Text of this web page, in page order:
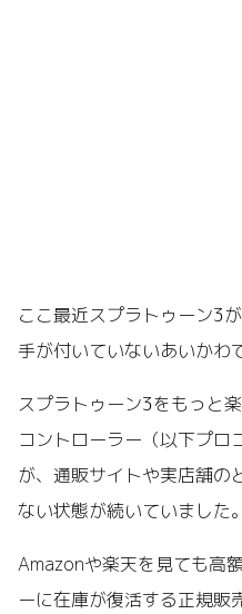
ここ最近スプラトゥーン3
手が付いていないあいかわ
スプラトゥーン3をもっと
コントローラー（以下プロ
が、通販サイトや実店舗の
ない状態が続いていました。
Amazonや楽天を見ても高
ーに在庫が復活する正規販